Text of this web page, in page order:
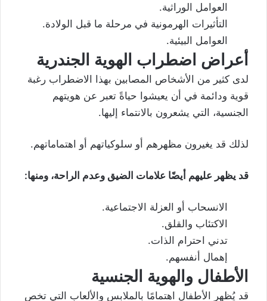
العوامل الوراثية.
التأثيرات الهرمونية في مرحلة ما قبل الولادة.
العوامل البيئية.
أعراض اضطراب الهوية الجندرية
لدى كثير من الأشخاص المصابين بهذا الاضطراب رغبة
قوية ودائمة في أن يعيشوا حياةً تعبر عن هويتهم
الجنسية، التي يشعرون بالانتماء إليها.
لذلك قد يغيرون مظهرهم أو سلوكياتهم أو اهتماماتهم.
قد يظهر عليهم أيضًا علامات الضيق وعدم الراحة، ومنها:
الانسحاب أو العزلة الاجتماعية.
الاكتئاب والقلق.
تدني احترام الذات.
إهمال أنفسهم.
الأطفال والهوية الجنسية
قد يُظهر الأطفال اهتمامًا بالملابس والألعاب التي تخص